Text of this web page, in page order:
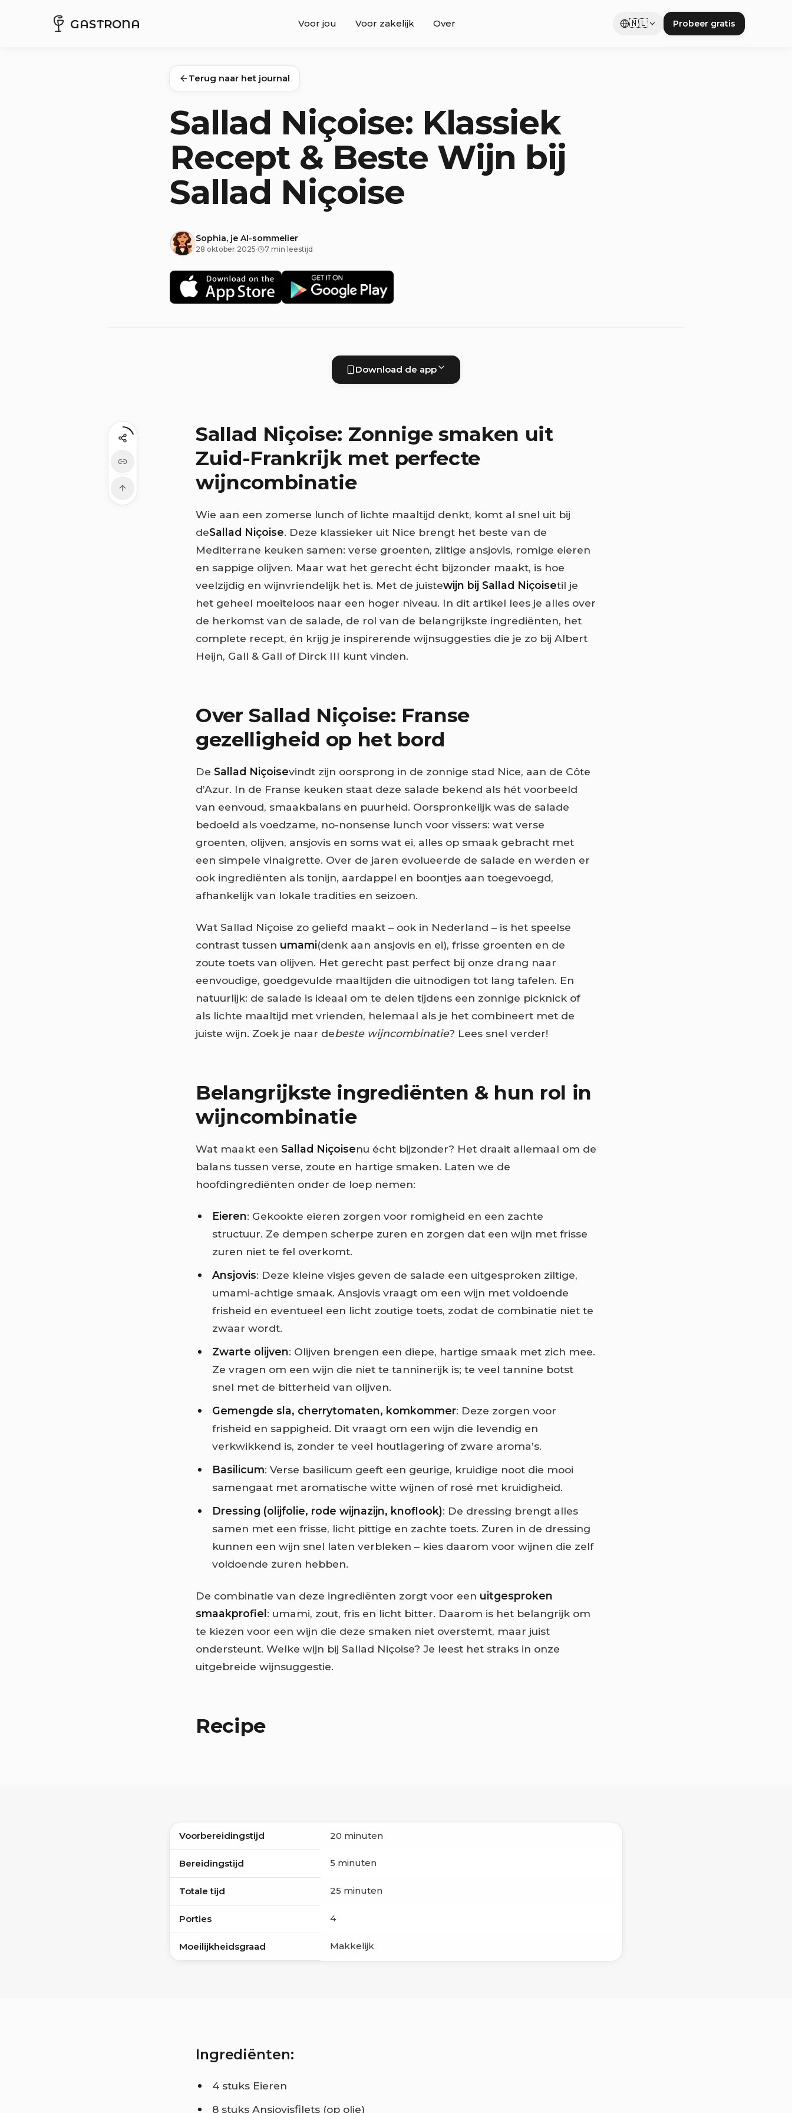
GASTRONA Voor jou Voor zakelijk Over 🇳🇱 Probeer gratis
Terug naar het journal
Sallad Niçoise: Klassiek
Recept & Beste Wijn bij
Sallad Niçoise
Sophia, je AI-sommelier
28 oktober 2025· 7 min leestijd
Download de app
Sallad Niçoise: Zonnige smaken uit
Zuid-Frankrijk met perfecte
wijncombinatie
Wie aan een zomerse lunch of lichte maaltijd denkt, komt al snel uit bij
deSallad Niçoise. Deze klassieker uit Nice brengt het beste van de
Mediterrane keuken samen: verse groenten, ziltige ansjovis, romige eieren
en sappige olijven. Maar wat het gerecht écht bijzonder maakt, is hoe
veelzijdig en wijnvriendelijk het is. Met de juistewijn bij Sallad Niçoisetil je
het geheel moeiteloos naar een hoger niveau. In dit artikel lees je alles over
de herkomst van de salade, de rol van de belangrijkste ingrediënten, het
complete recept, én krijg je inspirerende wijnsuggesties die je zo bij Albert
Heijn, Gall & Gall of Dirck III kunt vinden.
Over Sallad Niçoise: Franse
gezelligheid op het bord
De Sallad Niçoisevindt zijn oorsprong in de zonnige stad Nice, aan de Côte
d’Azur. In de Franse keuken staat deze salade bekend als hét voorbeeld
van eenvoud, smaakbalans en puurheid. Oorspronkelijk was de salade
bedoeld als voedzame, no-nonsense lunch voor vissers: wat verse
groenten, olijven, ansjovis en soms wat ei, alles op smaak gebracht met
een simpele vinaigrette. Over de jaren evolueerde de salade en werden er
ook ingrediënten als tonijn, aardappel en boontjes aan toegevoegd,
afhankelijk van lokale tradities en seizoen.
Wat Sallad Niçoise zo geliefd maakt – ook in Nederland – is het speelse
contrast tussen umami(denk aan ansjovis en ei), frisse groenten en de
zoute toets van olijven. Het gerecht past perfect bij onze drang naar
eenvoudige, goedgevulde maaltijden die uitnodigen tot lang tafelen. En
natuurlijk: de salade is ideaal om te delen tijdens een zonnige picknick of
als lichte maaltijd met vrienden, helemaal als je het combineert met de
juiste wijn. Zoek je naar debeste wijncombinatie? Lees snel verder!
Belangrijkste ingrediënten & hun rol in
wijncombinatie
Wat maakt een Sallad Niçoisenu écht bijzonder? Het draait allemaal om de
balans tussen verse, zoute en hartige smaken. Laten we de
hoofdingrediënten onder de loep nemen:
Eieren: Gekookte eieren zorgen voor romigheid en een zachte
structuur. Ze dempen scherpe zuren en zorgen dat een wijn met frisse
zuren niet te fel overkomt.
Ansjovis: Deze kleine visjes geven de salade een uitgesproken ziltige,
umami-achtige smaak. Ansjovis vraagt om een wijn met voldoende
frisheid en eventueel een licht zoutige toets, zodat de combinatie niet te
zwaar wordt.
Zwarte olijven: Olijven brengen een diepe, hartige smaak met zich mee.
Ze vragen om een wijn die niet te tanninerijk is; te veel tannine botst
snel met de bitterheid van olijven.
Gemengde sla, cherrytomaten, komkommer: Deze zorgen voor
frisheid en sappigheid. Dit vraagt om een wijn die levendig en
verkwikkend is, zonder te veel houtlagering of zware aroma’s.
Basilicum: Verse basilicum geeft een geurige, kruidige noot die mooi
samengaat met aromatische witte wijnen of rosé met kruidigheid.
Dressing (olijfolie, rode wijnazijn, knoflook): De dressing brengt alles
samen met een frisse, licht pittige en zachte toets. Zuren in de dressing
kunnen een wijn snel laten verbleken – kies daarom voor wijnen die zelf
voldoende zuren hebben.
De combinatie van deze ingrediënten zorgt voor een uitgesproken
smaakprofiel : umami, zout, fris en licht bitter. Daarom is het belangrijk om
te kiezen voor een wijn die deze smaken niet overstemt, maar juist
ondersteunt. Welke wijn bij Sallad Niçoise? Je leest het straks in onze
uitgebreide wijnsuggestie.
Recipe
Voorbereidingstijd 20 minuten
Bereidingstijd 5 minuten
Totale tijd 25 minuten
Porties 4
Moeilijkheidsgraad Makkelijk
Ingrediënten:
4 stuks Eieren
8 stuks Ansjovisfilets (op olie)